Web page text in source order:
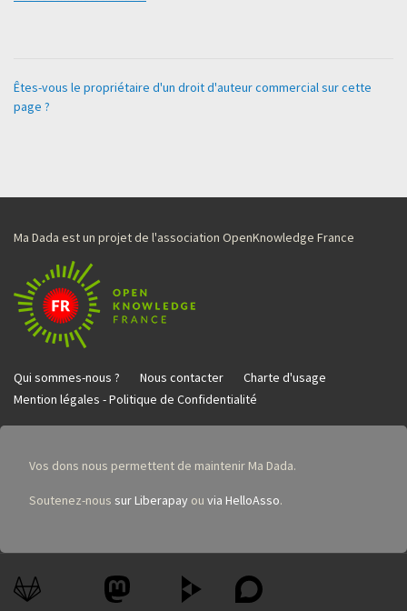
Êtes-vous le propriétaire d'un droit d'auteur commercial sur cette
page ?
Ma Dada est un projet de l'association OpenKnowledge France
Qui sommes-nous ? Nous contacter
Charte d'usage
Mention légales - Politique de Confidentialité
Vos dons nous permettent de maintenir Ma Dada.
Soutenez-nous sur Liberapay ou via HelloAsso.